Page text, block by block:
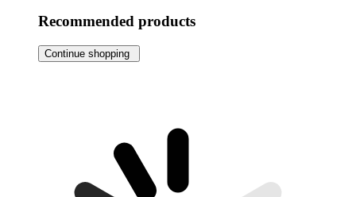
Recommended products
Continue shopping